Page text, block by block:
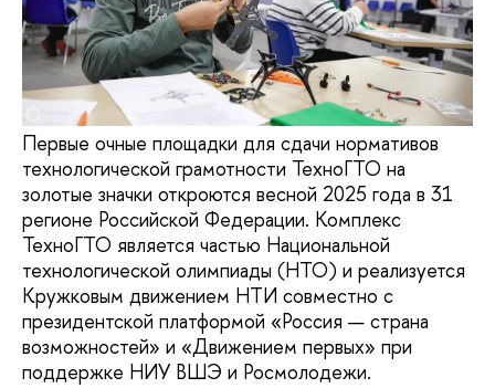
Первые очные площадки для сдачи нормативов
технологической грамотности ТехноГТО на
золотые значки откроются весной 2025 года в 31
регионе Российской Федерации. Комплекс
ТехноГТО является частью Национальной
технологической олимпиады (НТО) и реализуется
Кружковым движением НТИ совместно с
президентской платформой «Россия — страна
возможностей» и «Движением первых» при
поддержке НИУ ВШЭ и Росмолодежи.